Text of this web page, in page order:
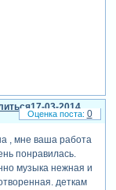
17-03-2014
, мне ваша работа
понравилась.
музыка нежная и
деткам
0